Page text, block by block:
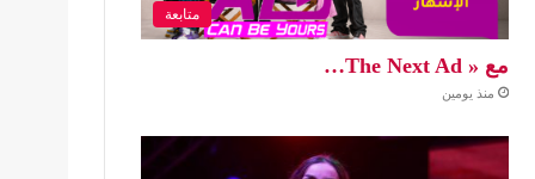
متابعة
مع « The Next Ad…
منذ يومين